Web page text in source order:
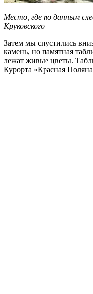
Место, где по данным
Круковского
Затем мы спустились
камень, но памятная
лежат живые цветы.
Курорта «Красная